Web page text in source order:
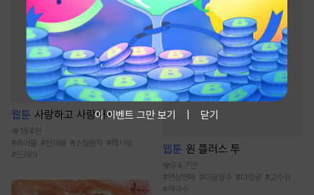
웹툰 사랑하고 사랑해서
154만
#육아물 #현대물 #소설원작 #짝사랑
#드라마 웹툰 원 플러스 투
94.7만
#연상연하 #다공일수 #다정공 #고수위
#적극수
이 이벤트 그만 보기 닫기